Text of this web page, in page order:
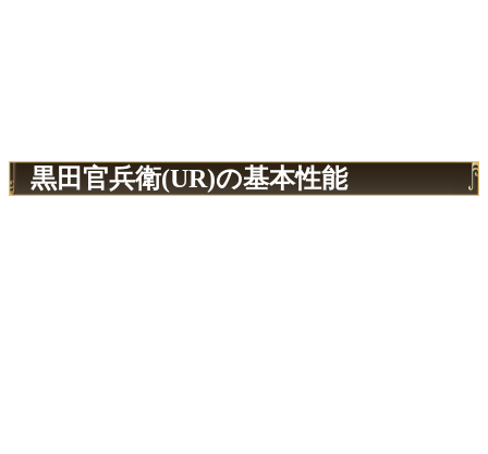
黒田官兵衛(UR)の基本性能